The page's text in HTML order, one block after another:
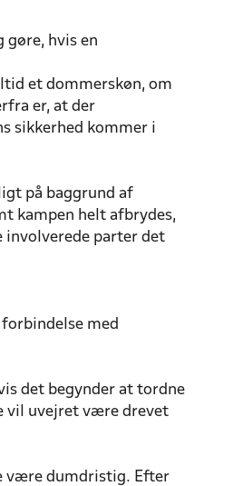
gøre, hvis en
et dommerskøn, om
er, at der
sikkerhed kommer i
på baggrund af
kampen helt afbrydes,
involverede parter det
med
det begynder at tordne
vil uvejret være drevet
være dumdristig. Efter